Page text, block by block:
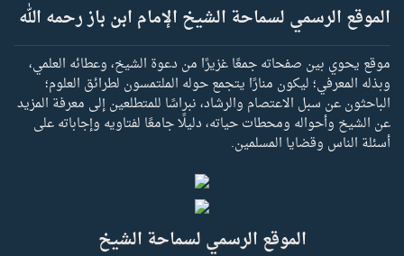
الموقع الرسمي لسماحة الشيخ الإمام ابن باز رحمه الله
موقع يحوي بين صفحاته جمعًا غزيرًا من دعوة الشيخ، وعطائه العلمي،
وبذله المعرفي؛ ليكون منارًا يتجمع حوله الملتمسون لطرائق العلوم؛
الباحثون عن سبل الاعتصام والرشاد، نبراسًا للمتطلعين إلى معرفة المزيد
عن الشيخ وأحواله ومحطات حياته، دليلًا جامعًا لفتاويه وإجاباته على
أسئلة الناس وقضايا المسلمين.
الموقع الرسمي لسماحة الشيخ